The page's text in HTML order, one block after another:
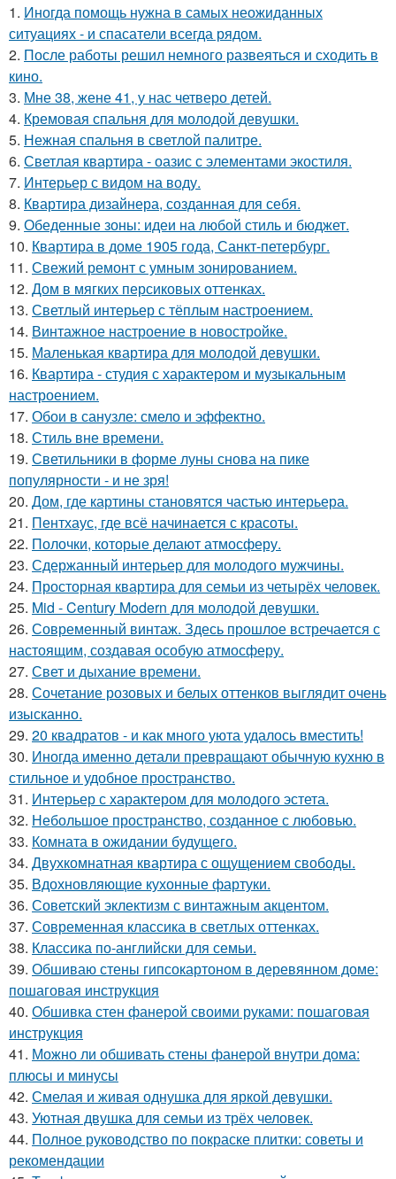
1. Иногда помощь нужна в самых неожиданных
ситуациях - и спасатели всегда рядом.
2. После работы решил немного развеяться и сходить в
кино.
3. Мне 38, жене 41, у нас четверо детей.
4. Кремовая спальня для молодой девушки.
5. Нежная спальня в светлой палитре.
6. Светлая квартира - оазис с элементами экостиля.
7. Интерьер с видом на воду.
8. Квартира дизайнера, созданная для себя.
9. Обеденные зоны: идеи на любой стиль и бюджет.
10. Квартира в доме 1905 года, Санкт-петербург.
11. Свежий ремонт с умным зонированием.
12. Дом в мягких персиковых оттенках.
13. Светлый интерьер с тёплым настроением.
14. Винтажное настроение в новостройке.
15. Маленькая квартира для молодой девушки.
16. Квартира - студия с характером и музыкальным
настроением.
17. Обои в санузле: смело и эффектно.
18. Стиль вне времени.
19. Светильники в форме луны снова на пике
популярности - и не зря!
20. Дом, где картины становятся частью интерьера.
21. Пентхаус, где всё начинается с красоты.
22. Полочки, которые делают атмосферу.
23. Сдержанный интерьер для молодого мужчины.
24. Просторная квартира для семьи из четырёх человек.
25. Mid - Century Modern для молодой девушки.
26. Современный винтаж. Здесь прошлое встречается с
настоящим, создавая особую атмосферу.
27. Свет и дыхание времени.
28. Сочетание розовых и белых оттенков выглядит очень
изысканно.
29. 20 квадратов - и как много уюта удалось вместить!
30. Иногда именно детали превращают обычную кухню в
стильное и удобное пространство.
31. Интерьер с характером для молодого эстета.
32. Небольшое пространство, созданное с любовью.
33. Комната в ожидании будущего.
34. Двухкомнатная квартира с ощущением свободы.
35. Вдохновляющие кухонные фартуки.
36. Советский эклектизм с винтажным акцентом.
37. Современная классика в светлых оттенках.
38. Классика по-английски для семьи.
39. Обшиваю стены гипсокартоном в деревянном доме:
пошаговая инструкция
40. Обшивка стен фанерой своими руками: пошаговая
инструкция
41. Можно ли обшивать стены фанерой внутри дома:
плюсы и минусы
42. Смелая и живая однушка для яркой девушки.
43. Уютная двушка для семьи из трёх человек.
44. Полное руководство по покраске плитки: советы и
рекомендации